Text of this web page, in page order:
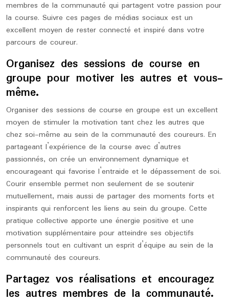
membres de la communauté qui partagent votre passion pour
la course. Suivre ces pages de médias sociaux est un
excellent moyen de rester connecté et inspiré dans votre
parcours de coureur.
Organisez des sessions de course en
groupe pour motiver les autres et vous-
même.
Organiser des sessions de course en groupe est un excellent
moyen de stimuler la motivation tant chez les autres que
chez soi-même au sein de la communauté des coureurs. En
partageant l’expérience de la course avec d’autres
passionnés, on crée un environnement dynamique et
encourageant qui favorise l’entraide et le dépassement de soi.
Courir ensemble permet non seulement de se soutenir
mutuellement, mais aussi de partager des moments forts et
inspirants qui renforcent les liens au sein du groupe. Cette
pratique collective apporte une énergie positive et une
motivation supplémentaire pour atteindre ses objectifs
personnels tout en cultivant un esprit d’équipe au sein de la
communauté des coureurs.
Partagez vos réalisations et encouragez
les autres membres de la communauté.